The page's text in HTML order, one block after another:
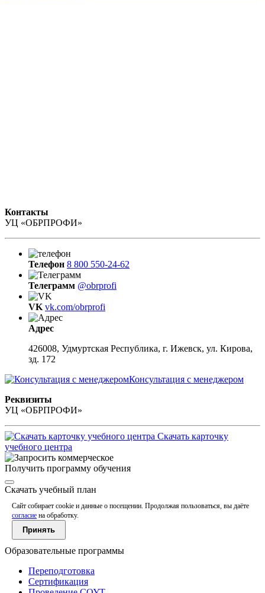
Контакты
УЦ «ОБРПРОФИ»
Телефон 8 800 550-24-62
Телеграмм @obrprofi
VK vk.com/obrprofi
Адрес
426008, Удмуртская Республика, г. Ижевск, ул. Кирова,
зд. 172
Консультация с менеджером
Реквизиты
УЦ «ОБРПРОФИ»
Скачать карточку
учебного центра
Получить программу обучения
Скачать учебный план
Сайт собирает cookie и данные о посещении. Продолжая пользоваться, вы даёте
согласие на обработку.
Принять
Образовательные программы
Переподготовка
Сертификация